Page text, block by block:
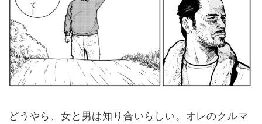
どうやら、女と男は知り合いらしい。オレのクルマ